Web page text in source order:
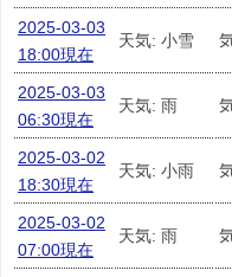
2025-03-03
18:00現在
天気: 小雪
2025-03-03
06:30現在
天気: 雨
2025-03-02
18:30現在
天気: 小雨
2025-03-02
07:00現在
天気: 雨